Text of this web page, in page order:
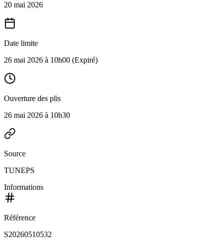
20 mai 2026
Date limite
26 mai 2026 à 10h00 (Expiré)
Ouverture des plis
26 mai 2026 à 10h30
Source
TUNEPS
Informations
Référence
S20260510532